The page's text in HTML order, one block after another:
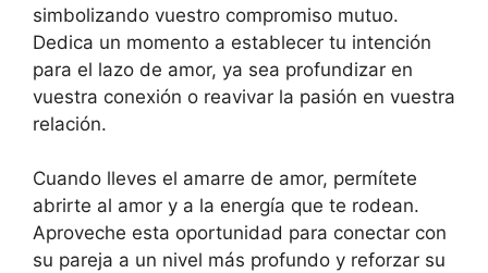
simbolizando vuestro compromiso mutuo.
Dedica un momento a establecer tu intención
para el lazo de amor, ya sea profundizar en
vuestra conexión o reavivar la pasión en vuestra
relación.
Cuando lleves el amarre de amor, permítete
abrirte al amor y a la energía que te rodean.
Aproveche esta oportunidad para conectar con
su pareja a un nivel más profundo y reforzar su